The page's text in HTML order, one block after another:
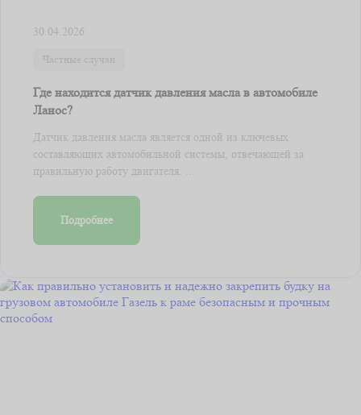
30.04.2026
Частные случаи
Где находится датчик давления масла в автомобиле
Ланос?
Датчик давления масла является одной из ключевых
составляющих автомобильной системы, отвечающей за
правильную работу двигателя. ...
Подробнее